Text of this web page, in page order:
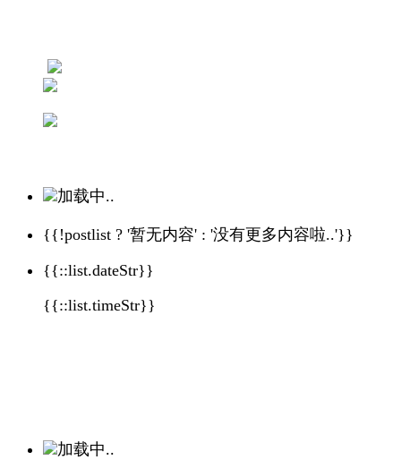
加载中..
{{!postlist ? '暂无内容' : '没有更多内容啦..'}}
{{::list.dateStr}}
{{::list.timeStr}}
加载中..